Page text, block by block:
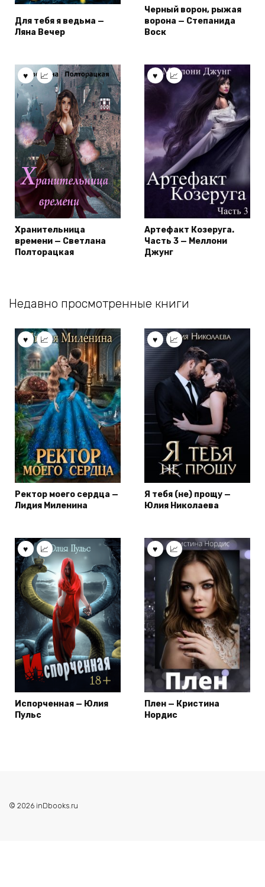
Для тебя я ведьма —
Ляна Вечер
Черный ворон, рыжая
ворона — Степанида
Воск
Хранительница
времени — Светлана
Полторацкая
Артефакт Козеруга.
Часть 3 — Меллони
Джунг
Недавно просмотренные книги
Ректор моего сердца —
Лидия Миленина
Я тебя (не) прощу —
Юлия Николаева
Испорченная — Юлия
Пульс
Плен — Кристина
Нордис
© 2026 inDbooks.ru